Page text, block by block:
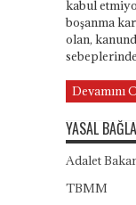
kabul
boşanma
olan,
Devamını
YASAL
Adalet
TBMM